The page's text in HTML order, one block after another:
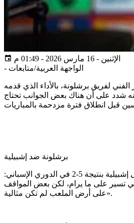
الإثنين - 16 مارس 2026 - 01:49 م
- الواجهة العربية/متابعات
الفني لفريق برشلونة، بالأداء الذي قدمه
شدد على أن هناك بعض الجوانب تحتاج
برشلونة ضد إشبيلية
وقال فليك عقب الفوز على إشبيلية بنتيجة 5-2 في الدوري الإسباني:
تسير على ما يرام، لكن بعض المواقف
على أرض الملعب لم تكن مثالية».